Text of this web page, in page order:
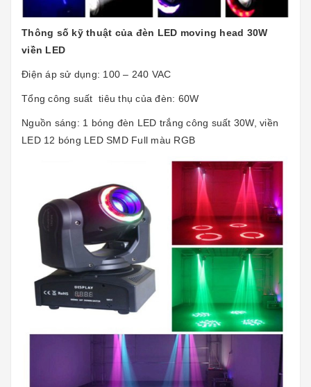
Thông số kỹ thuật của đèn LED moving head 30W
viền LED
Điện áp sử dụng: 100 – 240 VAC
Tổng công suất tiêu thụ của đèn: 60W
Nguồn sáng: 1 bóng đèn LED trắng công suất 30W, viền
LED 12 bóng LED SMD Full màu RGB